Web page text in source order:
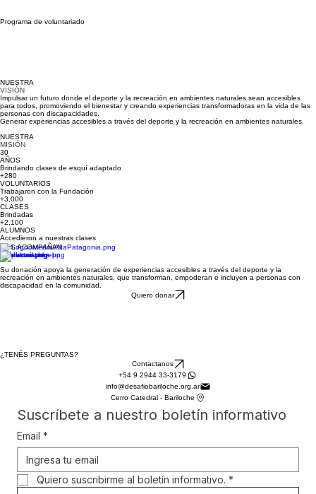
Programa de voluntariado
NUESTRA
VISIÓN
Impulsar un futuro donde el deporte y la recreación en ambientes naturales sean accesibles
para todos, promoviendo el bienestar y creando experiencias transformadoras en la vida de las
personas con discapacidades.
Generar experiencias accesibles a través del deporte y la recreación en ambientes naturales.
NUESTRA
MISIÓN
30
AÑOS
Brindando clases de esquí adaptado
+280
VOLUNTARIOS
Trabajaron con la Fundación
+3,000
CLASES
Brindadas
+2,100
ALUMNOS
Accedieron a nuestras clases
NOS ACOMPAÑAN
Su donación apoya la generación de experiencias accesibles a través del deporte y la
recreación en ambientes naturales, que transforman, empoderan e incluyen a personas con
discapacidad en la comunidad.
Quiero donar
¿TENÉS PREGUNTAS?
Contactanos
+54 9 2944 33-3179
info@desafiobariloche.org.ar
Cerro Catedral - Bariloche
Suscríbete a nuestro boletín informativo
Email *
Quiero suscribirme al boletín informativo. *